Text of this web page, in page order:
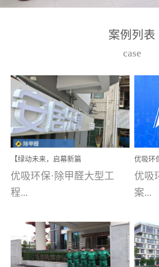
高
取
和
权
号
给
在
品
自
选
品
产
案例列表
case
【绿动未来，启幕新篇
章】优吸环保中标深圳安
居乐寓，超大型工装室内
空气治理项目顺利启航，
优吸环保·除甲醛大型工
程...
案例【深圳安居乐寓】室
内空气治理项目深圳安居
优吸
校施工
优吸
案...
例(
小学